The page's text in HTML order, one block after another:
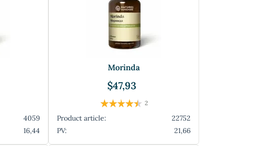
4059
16,44
Morinda
$47,93
2
Product article:
22752
PV:
21,66